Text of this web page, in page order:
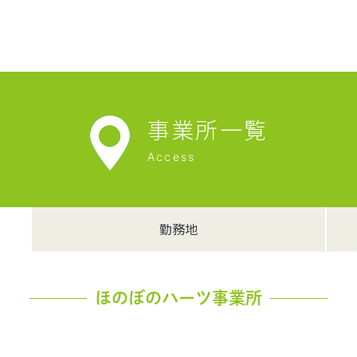
事業所一覧
Access
勤務地
ほのぼのハーツ事業所